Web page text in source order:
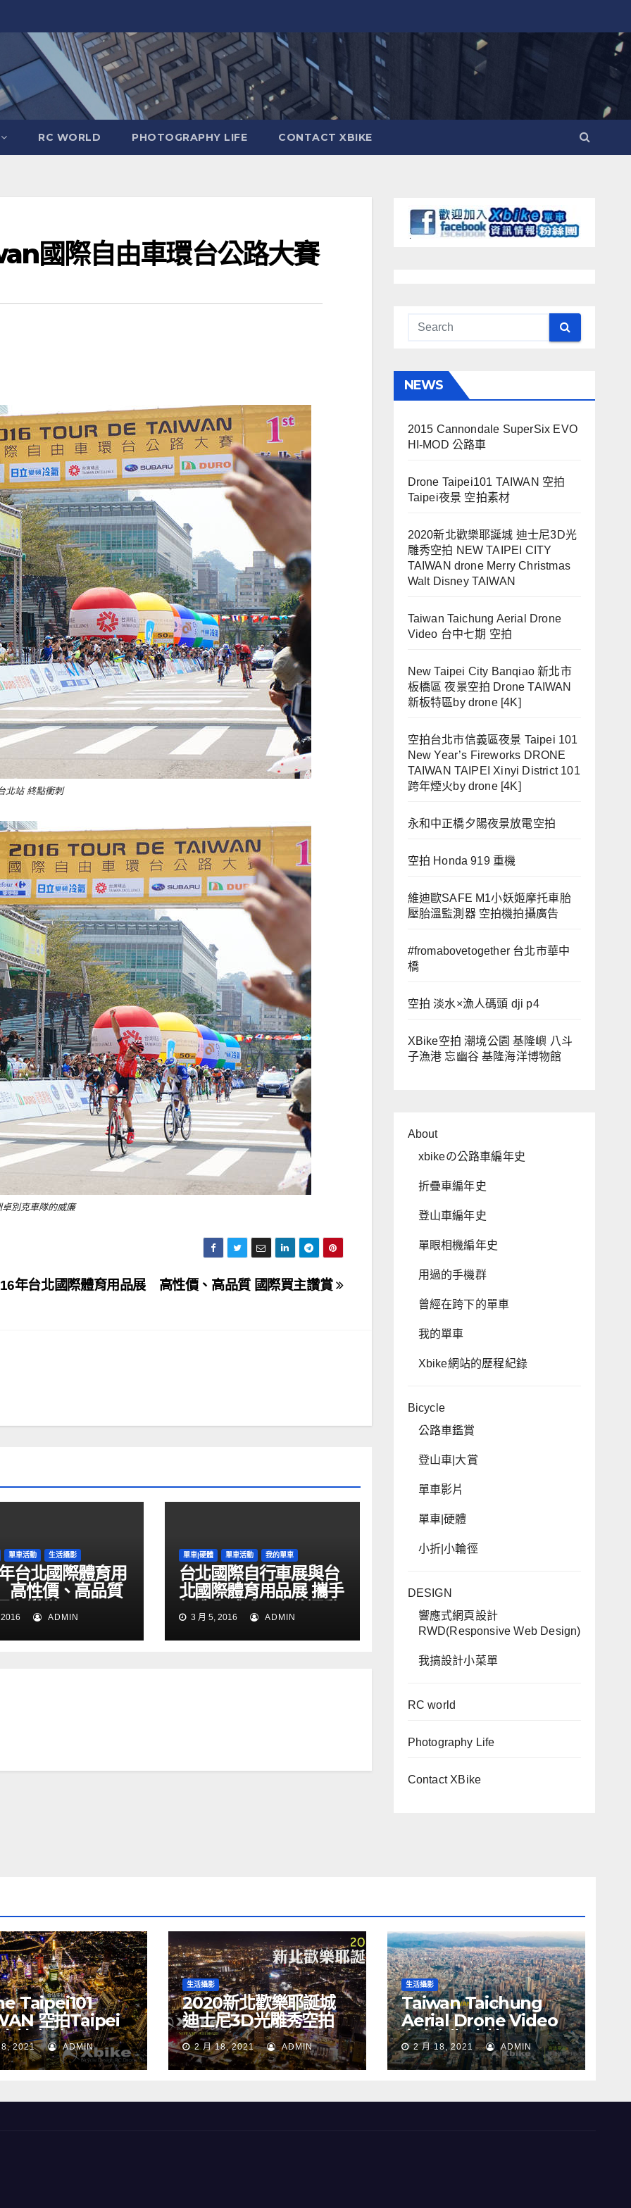
RC WORLD PHOTOGRAPHY LIFE CONTACT XBIKE
國際自由車環台公路大賽
北站 終點衝刺
卓別克車隊的威廉
年台北國際體育用品展 高性價、高品質 國際買主讚賞
單車活動 生活攝影
台北國際體育用
性價、高品質
主讚賞ADMIN
單車|硬體 單車活動 我的單車
台北國際自行車展與台
北國際體育用品展 攜手
打造全球唯一完整運動
產業採購平台
3 月 5, 2016 ADMIN
NEWS
2015 Cannondale SuperSix EVO
HI-MOD 公路車
Drone Taipei101 TAIWAN 空拍
Taipei夜景 空拍素材
2020新北歡樂耶誕城 迪士尼3D光
雕秀空拍 NEW TAIPEI CITY
TAIWAN drone Merry Christmas
Walt Disney TAIWAN
Taiwan Taichung Aerial Drone
Video 台中七期 空拍
New Taipei City Banqiao 新北市
板橋區 夜景空拍 Drone TAIWAN
新板特區by drone [4K]
空拍台北市信義區夜景 Taipei 101
New Year’s Fireworks DRONE
TAIWAN TAIPEI Xinyi District 101
跨年煙火by drone [4K]
永和中正橋夕陽夜景放電空拍
空拍 Honda 919 重機
維迪歐SAFE M1小妖姬摩托車胎
壓胎溫監測器 空拍機拍攝廣告
#fromabovetogether 台北市華中
橋
空拍 淡水×漁人碼頭 dji p4
XBike空拍 潮境公園 基隆嶼 八斗
子漁港 忘幽谷 基隆海洋博物館
About
xbikeの公路車編年史
折疊車編年史
登山車編年史
單眼相機編年史
用過的手機群
曾經在跨下的單車
我的單車
Xbike網站的歷程紀錄
Bicycle
公路車鑑賞
登山車|大賞
單車影片
單車|硬體
小折|小輪徑
DESIGN
響應式網頁設計
RWD(Responsive Web Design)
我搞設計小菜單
RC world
Photography Life
Contact XBike
Taipei101
空拍Taipei
拍素材
2021 ADMIN
生活攝影
2020新北歡樂耶誕城
迪士尼3D光雕秀空拍
NEW TAIPEI CITY
TAIWAN drone
Merry Christmas
TAIWAN
2 月 18, 2021 ADMIN
生活攝影
Taiwan Taichung
Aerial Drone Video
台中七期 空拍
2 月 18, 2021 ADMIN